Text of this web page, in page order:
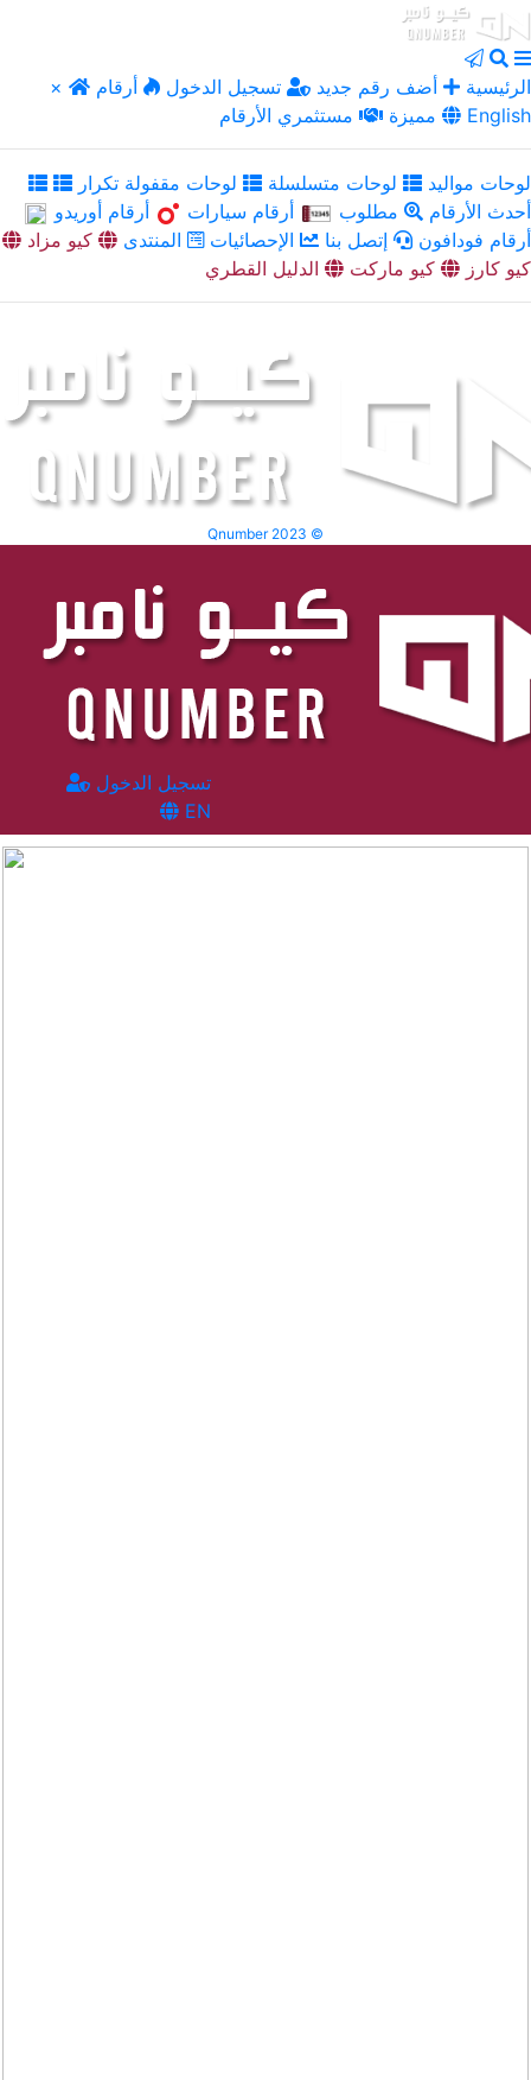
× الرئيسية أضف رقم جديد تسجيل الدخول
أرقام
مميزة
مستثمري الأرقام English
لوحات مواليد لوحات متسلسلة
لوحات مقفولة تكرار
أحدث الأرقام
مطلوب أرقام سيارات
أرقام أوريدو
أرقام فودافون
إتصل بنا الإحصائيات المنتدى
كيو مزاد
كيو كارز
كيو ماركت الدليل القطري
Qnumber 2023 ©
تسجيل الدخول
EN